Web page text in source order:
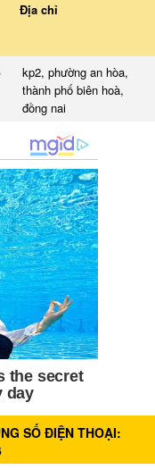
Địa chỉ
kp2, phường an hòa,
thành phố biên hoà,
đồng nai
SỐ ĐIỆN THOẠI: